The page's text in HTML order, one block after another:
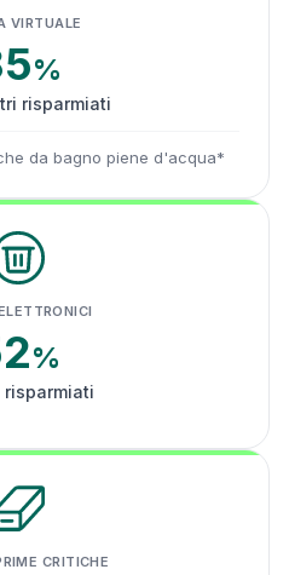
VIRTUALE
%
risparmiati
da bagno piene d'acqua*
%
risparmiati
CRITICHE